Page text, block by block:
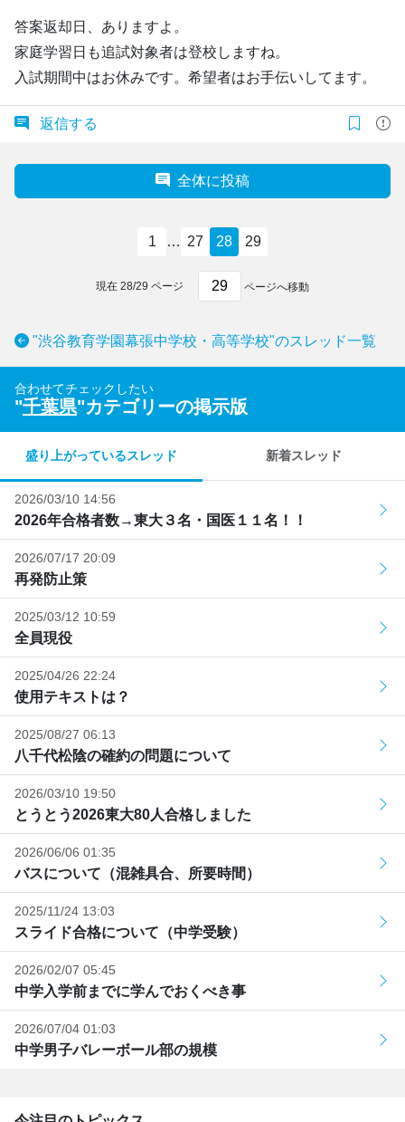
答案返却日、ありますよ。
家庭学習日も追試対象者は登校しますね。
入試期間中はお休みです。希望者はお手伝いしてます。
返信する
全体に投稿
1 … 27 28 29
現在 28/29 ページ ページへ移動
"渋谷教育学園幕張中学校・高等学校"のスレッド一覧
合わせてチェックしたい
"千葉県"カテゴリーの掲示版
盛り上がっているスレッド 新着スレッド
2026/03/10 14:56
2026年合格者数→東大３名・国医１１名！！
2026/07/17 20:09
再発防止策
2025/03/12 10:59
全員現役
2025/04/26 22:24
使用テキストは？
2025/08/27 06:13
八千代松陰の確約の問題について
2026/03/10 19:50
とうとう2026東大80人合格しました
2026/06/06 01:35
バスについて（混雑具合、所要時間）
2025/11/24 13:03
スライド合格について（中学受験）
2026/02/07 05:45
中学入学前までに学んでおくべき事
2026/07/04 01:03
中学男子バレーボール部の規模